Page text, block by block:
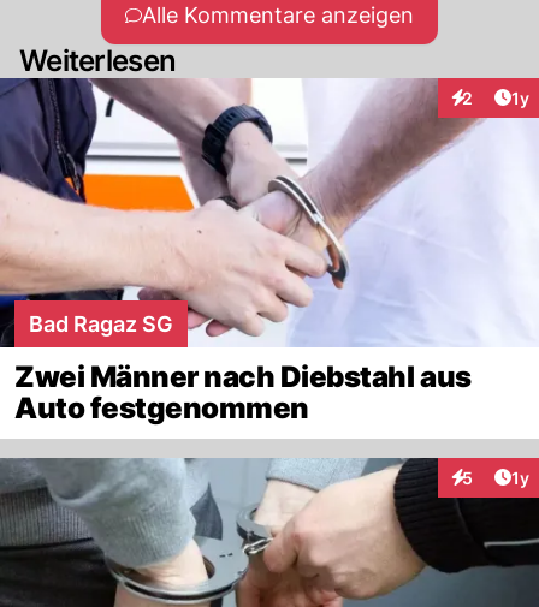
Alle Kommentare anzeigen
Weiterlesen
2 1y
Bad Ragaz SG
Zwei Männer nach Diebstahl aus
Auto festgenommen
5 1y